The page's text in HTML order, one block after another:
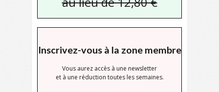
Inscrivez-vous à la zone membre
Vous aurez accès à une newsletter
et à une réduction toutes les semaines.